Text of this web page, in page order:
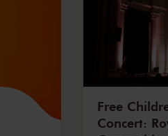
Free
Concert: